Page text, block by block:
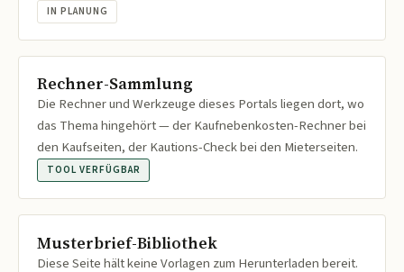
IN PLANUNG
Rechner-Sammlung
Die Rechner und Werkzeuge dieses Portals liegen dort, wo
das Thema hingehört — der Kaufnebenkosten-Rechner bei
den Kaufseiten, der Kautions-Check bei den Mieterseiten.
TOOL VERFÜGBAR
Musterbrief-Bibliothek
Diese Seite hält keine Vorlagen zum Herunterladen bereit.